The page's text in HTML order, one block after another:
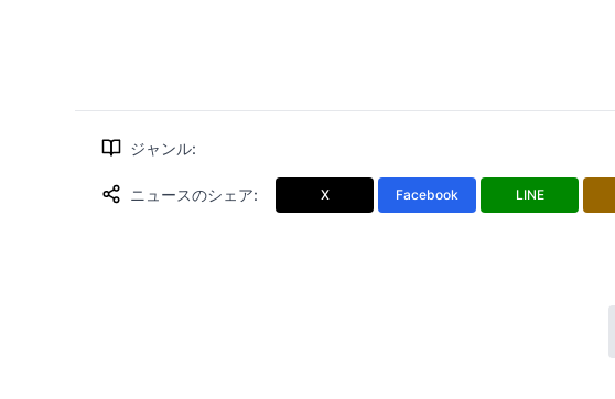
ジャンル:
ニュースのシェア: X Facebook LINE